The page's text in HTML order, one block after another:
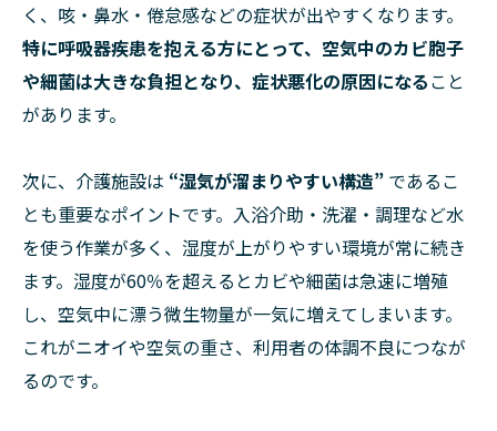
く、咳・鼻水・倦怠感などの症状が出やすくなります。
特に呼吸器疾患を抱える方にとって、空気中のカビ胞子
や細菌は大きな負担となり、症状悪化の原因になること
があります。
次に、介護施設は “湿気が溜まりやすい構造” であるこ
とも重要なポイントです。入浴介助・洗濯・調理など水
を使う作業が多く、湿度が上がりやすい環境が常に続き
ます。湿度が60％を超えるとカビや細菌は急速に増殖
し、空気中に漂う微生物量が一気に増えてしまいます。
これがニオイや空気の重さ、利用者の体調不良につなが
るのです。